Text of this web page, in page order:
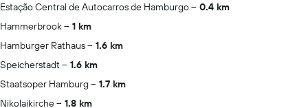
Estação Central de Autocarros de Hamburgo
0.4 km
Hammerbrook
1 km
Hamburger Rathaus
1.6 km
Speicherstadt
1.6 km
Staatsoper Hamburg
1.7 km
Nikolaikirche
1.8 km